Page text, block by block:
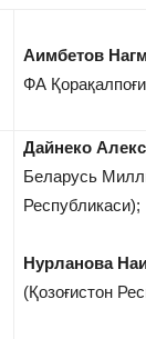
Аимбетов
ФА
Дайнеко
Беларусь
Республикаси);
Нурланова
(Қозоғистон